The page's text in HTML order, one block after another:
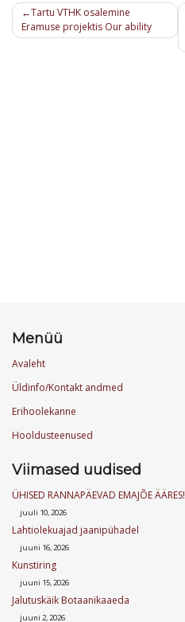
Navigeerimine
Tartu VTHK osalemine
Eramuse projektis Our ability
Menüü
Avaleht
Üldinfo/Kontakt andmed
Erihoolekanne
Hooldusteenused
Viimased uudised
ÜHISED RANNAPÄEVAD EMAJÕE ÄÄRES!
juuli 10, 2026
Lahtiolekuajad jaanipühadel
juuni 16, 2026
Kunstiring
juuni 15, 2026
Jalutuskäik Botaanikaaeda
juuni 2, 2026